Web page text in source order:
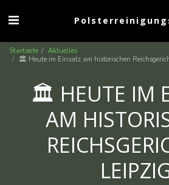
Startseite
Aktuelles
🏛️ Heute im Einsatz am historischen
🏛️ HEUTE IM
AM